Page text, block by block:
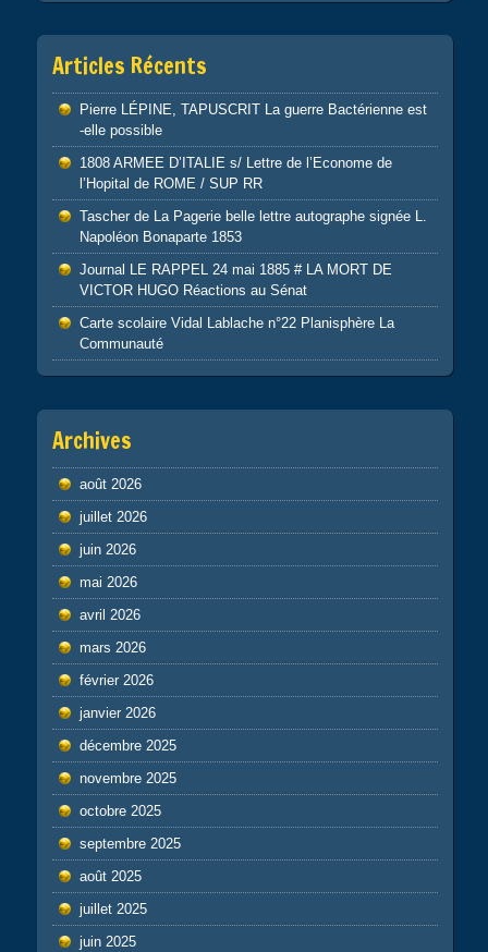
Articles Récents
Pierre LÉPINE, TAPUSCRIT La guerre Bactérienne est
-elle possible
1808 ARMEE D’ITALIE s/ Lettre de l’Econome de
l’Hopital de ROME / SUP RR
Tascher de La Pagerie belle lettre autographe signée L.
Napoléon Bonaparte 1853
Journal LE RAPPEL 24 mai 1885 # LA MORT DE
VICTOR HUGO Réactions au Sénat
Carte scolaire Vidal Lablache n°22 Planisphère La
Communauté
Archives
août 2026
juillet 2026
juin 2026
mai 2026
avril 2026
mars 2026
février 2026
janvier 2026
décembre 2025
novembre 2025
octobre 2025
septembre 2025
août 2025
juillet 2025
juin 2025